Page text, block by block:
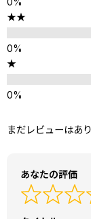
★★
★
まだレビューはあ
あなたの評価